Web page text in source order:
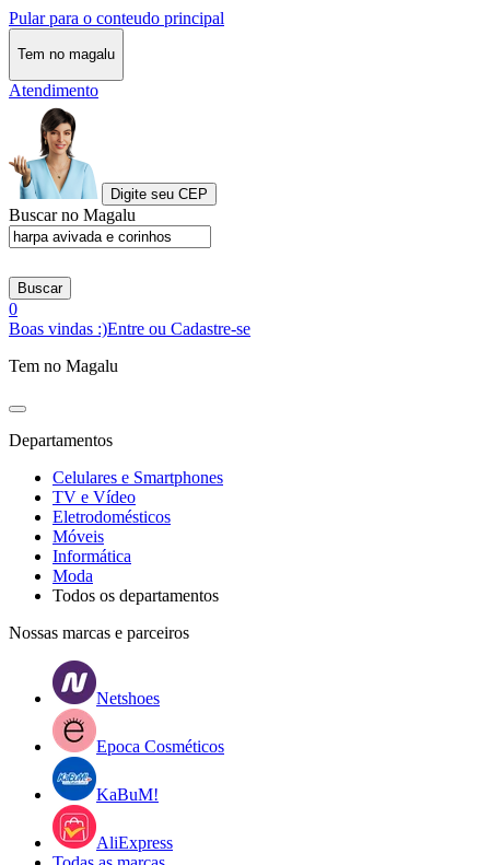
Pular para o conteudo principal
Tem no magalu
Atendimento
Digite seu CEP
Buscar no Magalu
Buscar
0
Boas vindas :)Entre ou Cadastre-se
Tem no Magalu
Departamentos
Celulares e Smartphones
TV e Vídeo
Eletrodomésticos
Móveis
Informática
Moda
Todos os departamentos
Nossas marcas e parceiros
Netshoes
Epoca Cosméticos
KaBuM!
AliExpress